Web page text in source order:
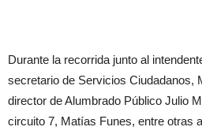
Durante la recorrida junto al
secretario de Servicios Ciudadanos,
director de Alumbrado Público Julio
circuito 7, Matías Funes, entre otras